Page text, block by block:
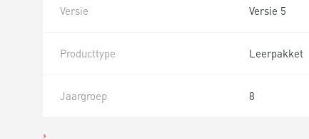
Versie Versie 5
Producttype Leerpakket
Jaargroep 8